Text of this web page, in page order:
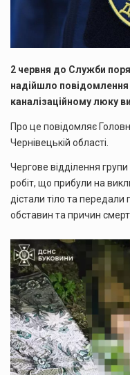
2 червня до Служби
надійшло повідомлення
каналізаційному люку
Про це повідомляє
Чернівецькій області.
Чергове відділення
робіт, що прибули на
дістали тіло та
обставин та причин